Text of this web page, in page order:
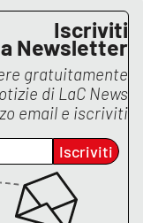
Iscriviti
Newsletter
gratuitamente
di LaC News
email e iscriviti
Iscriviti